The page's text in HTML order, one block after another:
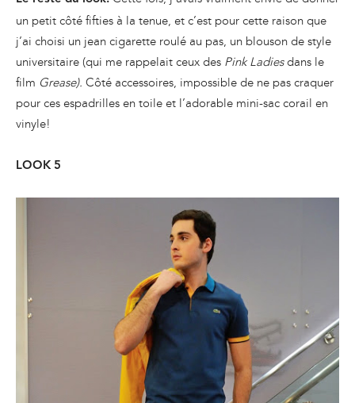
un petit côté fifties à la tenue, et c’est pour cette raison que
j’ai choisi un jean cigarette roulé au pas, un blouson de style
universitaire (qui me rappelait ceux des Pink Ladiesdans le
film Grease). Côté accessoires, impossible de ne pas craquer
pour ces espadrilles en toile et l’adorable mini-sac corail en
vinyle!
LOOK 5